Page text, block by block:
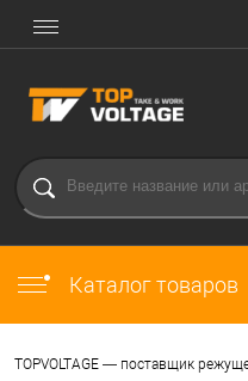
Каталог товаров
TOPVOLTAGE — поставщик